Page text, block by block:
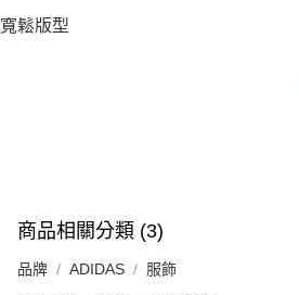
寬鬆版型
商品相關分類 (3)
品牌 ADIDAS 服飾